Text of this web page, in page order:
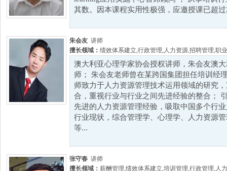
其数。因本课程实用性极强，应邀授课已超
朱会友 讲师
擅长领域： 绩效体系建立,行政管理, 人力资源,招聘管理,职
澳大利亚心理学家协会授权讲师，朱会友澳
师； 朱会友老师曾在某跨国集团担任培训经
师致力于人力资源管理技术运用领域的研究
合，重视行业与行业之间先进经验的整合；
先进的人力资源管理经验，吸取中国多个行
行业现状，综合管理学、心理学、人力资源
等...
张守春 讲师
擅长领域： 薪酬管理,绩效体系建立,培训管理,行政管理, 人